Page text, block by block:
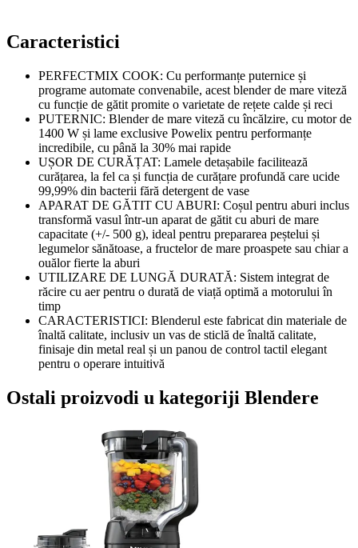
Caracteristici
PERFECTMIX COOK: Cu performanțe puternice și
programe automate convenabile, acest blender de mare viteză
cu funcție de gătit promite o varietate de rețete calde și reci
PUTERNIC: Blender de mare viteză cu încălzire, cu motor de
1400 W și lame exclusive Powelix pentru performanțe
incredibile, cu până la 30% mai rapide
UȘOR DE CURĂȚAT: Lamele detașabile facilitează
curățarea, la fel ca și funcția de curățare profundă care ucide
99,99% din bacterii fără detergent de vase
APARAT DE GĂTIT CU ABURI: Coșul pentru aburi inclus
transformă vasul într-un aparat de gătit cu aburi de mare
capacitate (+/- 500 g), ideal pentru prepararea peștelui și
legumelor sănătoase, a fructelor de mare proaspete sau chiar a
ouălor fierte la aburi
UTILIZARE DE LUNGĂ DURATĂ: Sistem integrat de
răcire cu aer pentru o durată de viață optimă a motorului în
timp
CARACTERISTICI: Blenderul este fabricat din materiale de
înaltă calitate, inclusiv un vas de sticlă de înaltă calitate,
finisaje din metal real și un panou de control tactil elegant
pentru o operare intuitivă
Ostali proizvodi u kategoriji Blendere